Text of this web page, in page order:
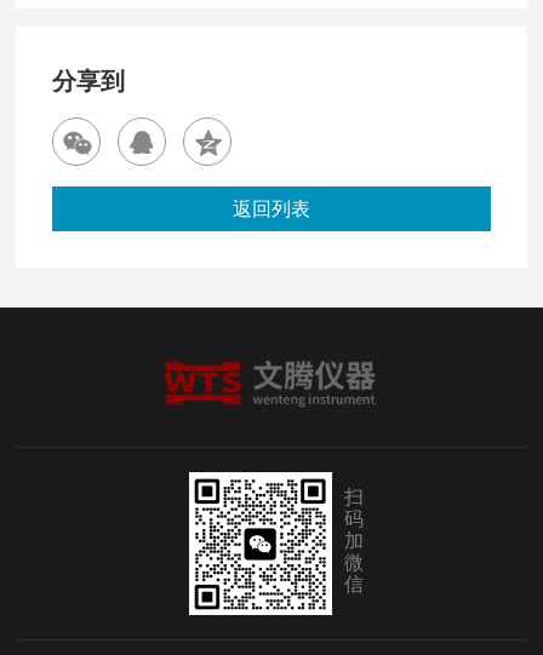
分享到
返回列表
扫
码
加
微
信